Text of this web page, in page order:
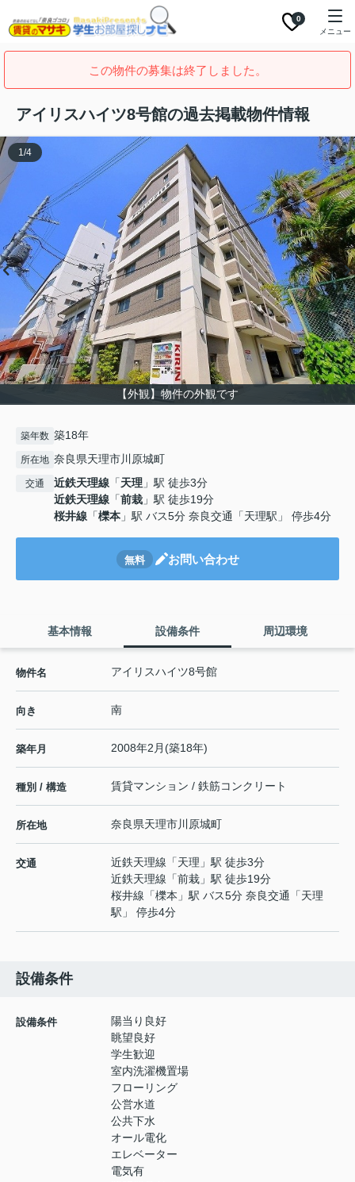
0
メニュー
この物件の募集は終了しました。
アイリスハイツ8号館の過去掲載物件情報
【外観】物件の外観です
1/4
築年数 築18年
所在地 奈良県天理市川原城町
交通 近鉄天理線 「天理 」駅 徒歩3分
近鉄天理線 「前栽 」駅 徒歩19分
桜井線 「櫟本 」駅 バス5分 奈良交通「天理駅」 停歩4分
無料 お問い合わせ
基本情報 設備条件 周辺環境
物件名 アイリスハイツ8号館
向き 南
築年月 2008年2月(築18年)
種別 / 構造 賃貸マンション / 鉄筋コンクリート
所在地 奈良県天理市川原城町
交通 近鉄天理線 「天理 」駅 徒歩3分
近鉄天理線 「前栽 」駅 徒歩19分
桜井線 「櫟本 」駅 バス5分 奈良交通「天理
駅」 停歩4分
設備条件
設備条件
陽当り良好
眺望良好
学生歓迎
室内洗濯機置場
フローリング
公営水道
公共下水
オール電化
エレベーター
電気有